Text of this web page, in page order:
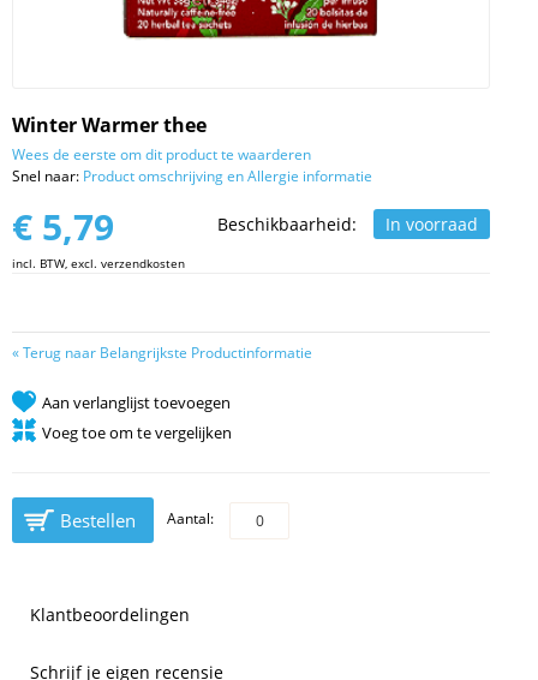
Winter Warmer thee
Wees de eerste om dit product te waarderen
Snel naar: Product omschrijving en Allergie informatie
Beschikbaarheid: In voorraad
€ 5,79
incl. BTW, excl. verzendkosten
«Terug naar Belangrijkste Productinformatie
Aan verlanglijst toevoegen
Voeg toe om te vergelijken
Bestellen Aantal:
Klantbeoordelingen
Schrijf je eigen recensie